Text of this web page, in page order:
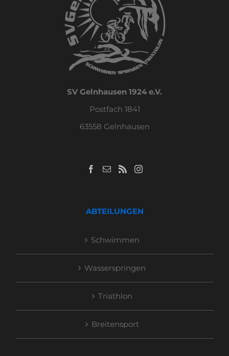
SV Gelnhausen 1924 e.V.
Postfach 1841
63558 Gelnhausen
ABTEILUNGEN
Schwimmen
Wasserspringen
Triathlon
Breitensport